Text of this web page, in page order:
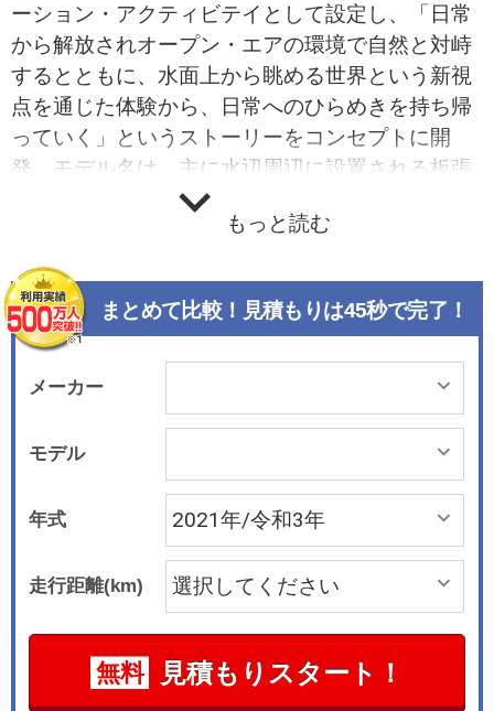
ーション・アクティビテイとして設定し、「日常
から解放されオープン・エアの環境で自然と対峙
するとともに、水面上から眺める世界という新視
点を通じた体験から、日常へのひらめきを持ち帰
っていく」というストーリーをコンセプトに開
発。モデル名は、主に水辺周辺に設置される板張
りを意味する「Boardwalk」に由来し、専用パー
ツはボードウォークの板目をモチーフとしてデザ
ーにr初導入となる深い湖の色、水辺の空を想起さ
せる特別なブルーの限定色「ディープ・ラグナ・
ブルー・メタリック」をボディカラーとして採
用。スポーティーな18インチブラックホイール、
ブラックルーフレール、ピアノブラック・エクス
テリア、専用ルーフステッカーや専用サイドスカ
ットルを組み合わせ、力強くスタイリッシュなデ
ザインとした。インテリアは、専用ステッカー付
インテリアサーフェスピアノブラック、専用シー
トクロス／レザレットブラック・パール、マルチ
ディスプレイメーターパネル、専用ドアシルプレ
ートを特別装備した。 また運転支援システムであ
るストップ＆ゴー機能付アクティブクルーズコン
トロール、前車接近警告機能、衝突回避・被害軽
もっと読む
まとめて比較！見積もりは45秒で完了！
メーカー
モデル
年式
走行距離(km)
無料 見積もりスタート！